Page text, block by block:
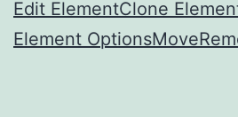
Edit ElementClone
Element OptionsMove